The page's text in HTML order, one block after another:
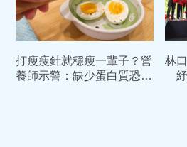
打瘦瘦針就穩瘦一輩子？營
養師示警：缺少蛋白質恐缺
林
紓